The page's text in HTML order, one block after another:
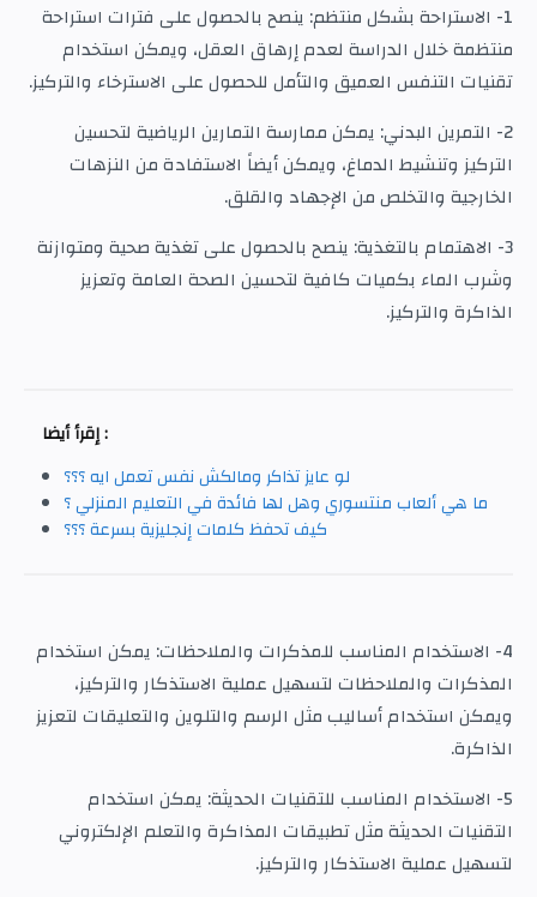
1- الاستراحة بشكل منتظم: ينصح بالحصول على فترات استراحة
منتظمة خلال الدراسة لعدم إرهاق العقل، ويمكن استخدام
تقنيات التنفس العميق والتأمل للحصول على الاسترخاء والتركيز.
2- التمرين البدني: يمكن ممارسة التمارين الرياضية لتحسين
التركيز وتنشيط الدماغ، ويمكن أيضاً الاستفادة من النزهات
الخارجية والتخلص من الإجهاد والقلق.
3- الاهتمام بالتغذية: ينصح بالحصول على تغذية صحية ومتوازنة
وشرب الماء بكميات كافية لتحسين الصحة العامة وتعزيز
الذاكرة والتركيز.
إقرأ أيضا :
لو عايز تذاكر ومالكش نفس تعمل ايه ؟؟؟
ما هي ألعاب منتسوري وهل لها فائدة في التعليم المنزلي ؟
كيف تحفظ كلمات إنجليزية بسرعة ؟؟؟
4- الاستخدام المناسب للمذكرات والملاحظات: يمكن استخدام
المذكرات والملاحظات لتسهيل عملية الاستذكار والتركيز،
ويمكن استخدام أساليب مثل الرسم والتلوين والتعليقات لتعزيز
الذاكرة.
5- الاستخدام المناسب للتقنيات الحديثة: يمكن استخدام
التقنيات الحديثة مثل تطبيقات المذاكرة والتعلم الإلكتروني
لتسهيل عملية الاستذكار والتركيز.